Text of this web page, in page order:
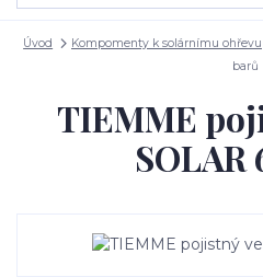
Úvod Kompomenty k solárnímu ohřevu
barů
TIEMME
SOLAR